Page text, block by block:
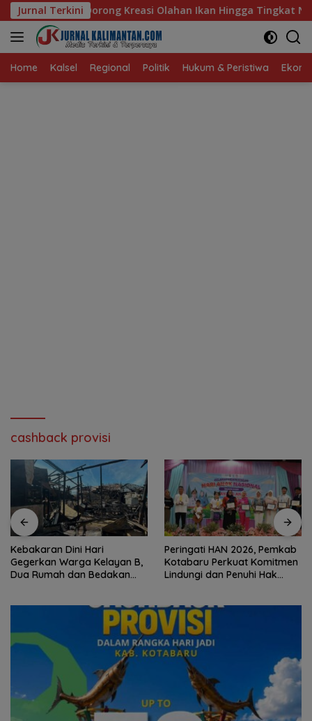
Langsung
ke
konten
Jurnal Terkini
Olahan Ikan Hingga Tingkat Nasional Pada Lomba Masak
Home Kalsel Regional Politik Hukum & Peristiwa
cashback provisi
Kebakaran Dini Hari
Gegerkan Warga Kelayan B,
Dua Rumah dan Bedakan
Peringati HAN 2026, Pemkab
Kotabaru Perkuat Komitmen
Lindungi dan Penuhi Hak